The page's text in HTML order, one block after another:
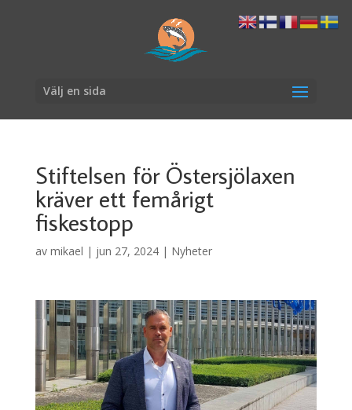
Välj en sida
Stiftelsen för Östersjölaxen
kräver ett femårigt
fiskestopp
av mikael | jun 27, 2024| Nyheter